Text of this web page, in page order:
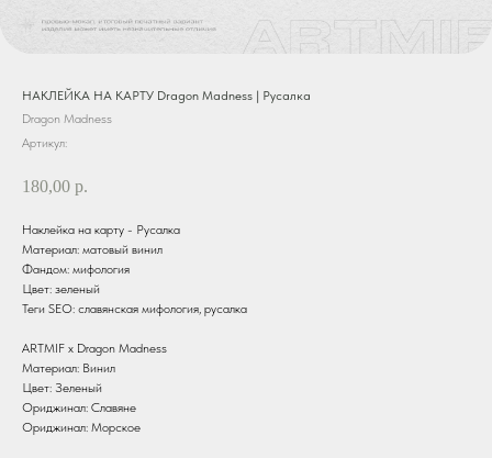
НАКЛЕЙКА НА КАРТУ Dragon Madness | Русалка
Dragon Madness
Артикул:
180,00 р.
Наклейка на карту - Русалка
Материал: матовый винил
Фандом: мифология
Цвет: зеленый
Теги SEO: славянская мифология, русалка
ARTMIF х Dragon Madness
Материал: Винил
Цвет: Зеленый
Ориджинал: Славяне
Ориджинал: Морское